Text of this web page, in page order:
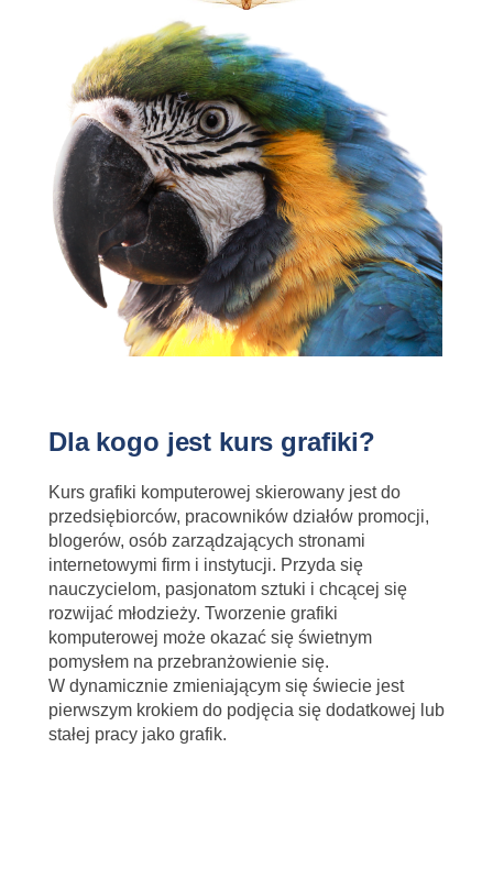
Dla kogo jest kurs grafiki?
Kurs grafiki komputerowej skierowany jest do
przedsiębiorców, pracowników działów promocji,
blogerów, osób zarządzających stronami
internetowymi firm i instytucji. Przyda się
nauczycielom, pasjonatom sztuki i chcącej się
rozwijać młodzieży. Tworzenie grafiki
komputerowej może okazać się świetnym
pomysłem na przebranżowienie się.
W dynamicznie zmieniającym się świecie jest
pierwszym krokiem do podjęcia się dodatkowej lub
stałej pracy jako grafik.